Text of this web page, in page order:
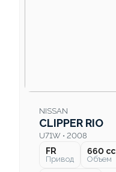
NISSAN
CLIPPER RIO
U71W • 2008
FR
Привод
660 cc
Объем